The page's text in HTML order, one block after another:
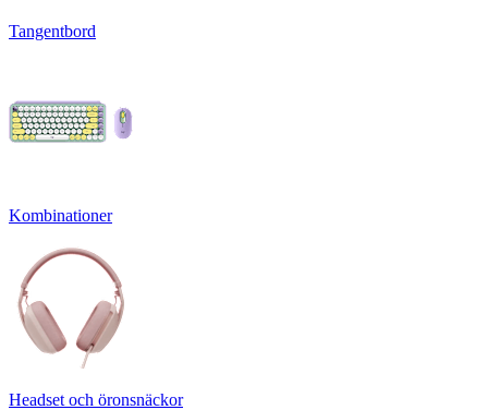
Tangentbord
Kombinationer
Headset och öronsnäckor